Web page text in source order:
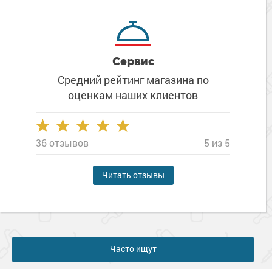
Сервис
Средний рейтинг магазина по
оценкам наших клиентов
36 отзывов 5 из 5
Читать отзывы
Часто ищут